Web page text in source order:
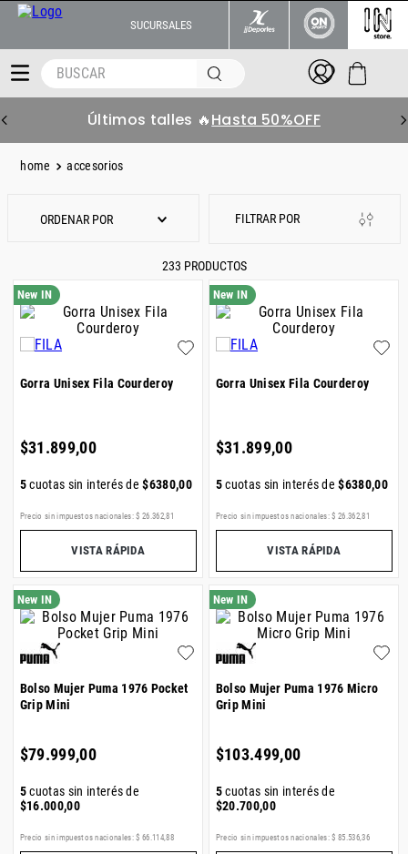
SUCURSALES
BUSCAR
📦 Retiro Gratis enSucursales
accesorios
ORDENAR POR
233 PRODUCTOS
Gorra Unisex Fila Courderoy
$31 .899,00
5cuotas sin interés de$6380,00
Precio sin impuestos nacionales: $ 26.362,81
VISTA RÁPIDA
Gorra Unisex Fila Courderoy
$31 .899,00
5cuotas sin interés de$6380,00
Precio sin impuestos nacionales: $ 26.362,81
VISTA RÁPIDA
Bolso Mujer Puma 1976 Pocket
Grip Mini
$79.999,00
5cuotas sin interés de
$16.000,00
Precio sin impuestos nacionales: $ 66.114,88
Bolso Mujer Puma 1976 Micro
Grip Mini
$103.499,00
5cuotas sin interés de
$20.700,00
Precio sin impuestos nacionales: $ 85.536,36